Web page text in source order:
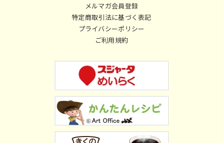
メルマガ会員登録
特定商取引法に基づく表記
プライバシーポリシー
ご利用規約